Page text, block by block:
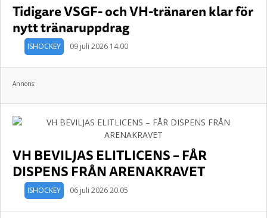
Tidigare VSGF- och VH-tränaren klar för
nytt tränaruppdrag
ISHOCKEY 09 juli 2026 14.00
Annons:
VH BEVILJAS ELITLICENS – FÅR
DISPENS FRÅN ARENAKRAVET
ISHOCKEY 06 juli 2026 20.05